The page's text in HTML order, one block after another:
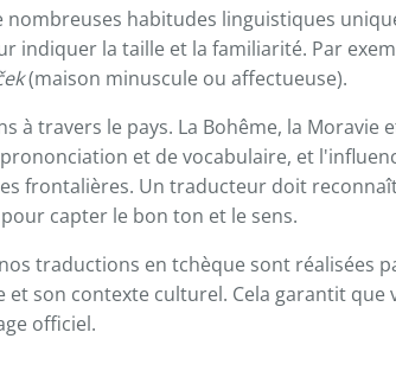
nombreuses habitudes linguistiques
indiquer la taille et la familiarité. Par
(maison minuscule ou affectueuse).
à travers le pays. La Bohême, la Moravie
et de vocabulaire, et
frontalières. Un traducteur doit
capter le bon ton et le sens.
traductions en tchèque sont réalisées
et son contexte culturel. Cela garantit
officiel.